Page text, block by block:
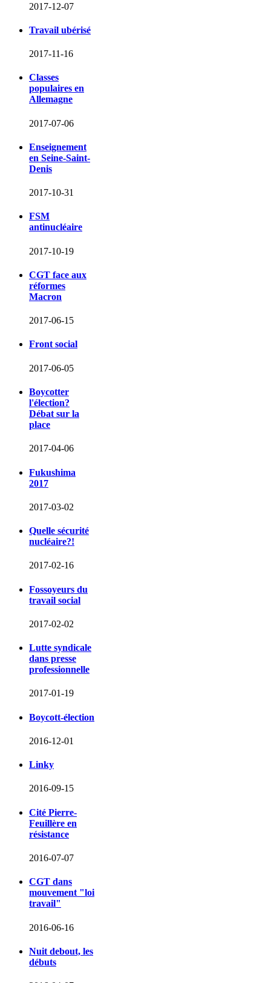
2017-12-07
Travail ubérisé
2017-11-16
Classes
populaires en
Allemagne
2017-07-06
Enseignement
en Seine-Saint-
Denis
2017-10-31
FSM
antinucléaire
2017-10-19
CGT face aux
réformes
Macron
2017-06-15
Front social
2017-06-05
Boycotter
l'élection?
Débat sur la
place
2017-04-06
Fukushima
2017
2017-03-02
Quelle sécurité
nucléaire?!
2017-02-16
Fossoyeurs du
travail social
2017-02-02
Lutte syndicale
dans presse
professionnelle
2017-01-19
Boycott-élection
2016-12-01
Linky
2016-09-15
Cité Pierre-
Feuillère en
résistance
2016-07-07
CGT dans
mouvement "loi
travail"
2016-06-16
Nuit debout, les
débuts